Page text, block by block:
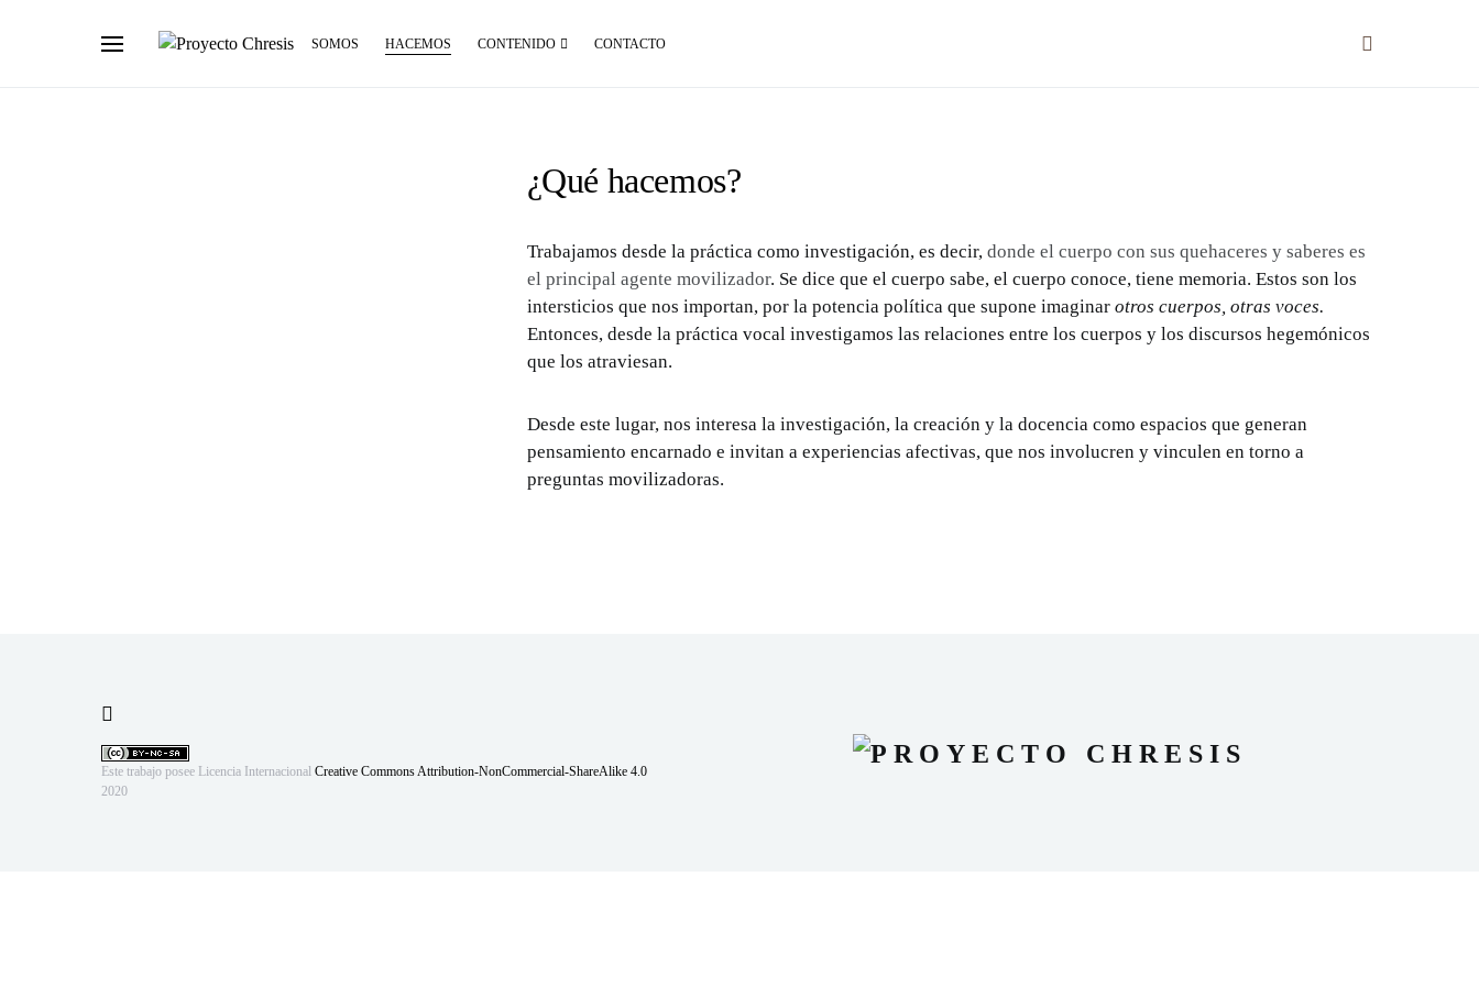
SOMOS HACEMOS CONTENIDO CONTACTO
¿Qué hacemos?
Trabajamos desde la práctica como investigación, es decir, donde el cuerpo con sus quehaceres y saberes es
el principal agente movilizador. Se dice que el cuerpo sabe, el cuerpo conoce, tiene memoria. Estos son los
intersticios que nos importan, por la potencia política que supone imaginar otros cuerpos, otras voces.
Entonces, desde la práctica vocal investigamos las relaciones entre los cuerpos y los discursos hegemónicos
que los atraviesan.
Desde este lugar, nos interesa la investigación, la creación y la docencia como espacios que generan
pensamiento encarnado e invitan a experiencias afectivas, que nos involucren y vinculen en torno a
preguntas movilizadoras.
Este trabajo posee Licencia Internacional Creative Commons Attribution-NonCommercial-ShareAlike 4.0
2020